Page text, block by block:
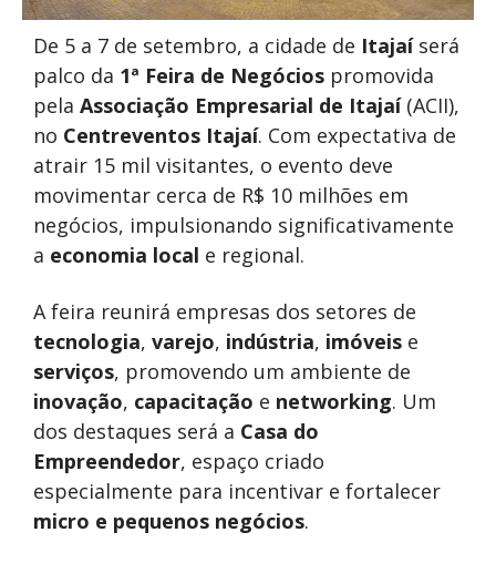
De 5 a 7 de setembro, a cidade de Itajaíserá
palco da 1ª Feira de Negócios promovida
pela Associação Empresarial de Itajaí(ACII),
no Centreventos Itajaí. Com expectativa de
atrair 15 mil visitantes, o evento deve
movimentar cerca de R$ 10 milhões em
negócios, impulsionando significativamente
a economia local e regional.
A feira reunirá empresas dos setores de
tecnologia, varejo, indústria, imóveis e
serviços, promovendo um ambiente de
inovação, capacitação e networking. Um
dos destaques será a Casa do
Empreendedor, espaço criado
especialmente para incentivar e fortalecer
micro e pequenos negócios.